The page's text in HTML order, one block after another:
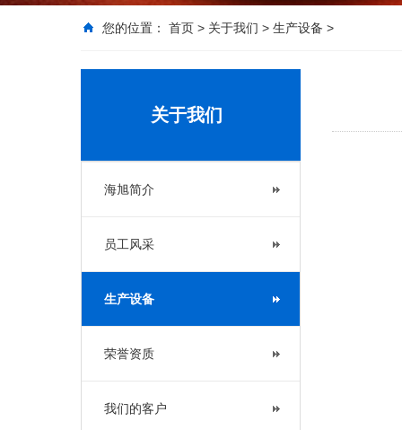
您的位置： 首页 > 关于我们 > 生产设备 >
关于我们
海旭简介
员工风采
生产设备
荣誉资质
我们的客户